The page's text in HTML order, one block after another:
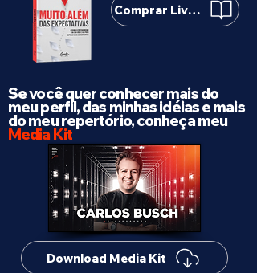
Comprar Livro
Se você quer conhecer mais do
meu perfil, das minhas idéias e mais
do meu repertório, conheça meu
Media Kit
Download Media Kit